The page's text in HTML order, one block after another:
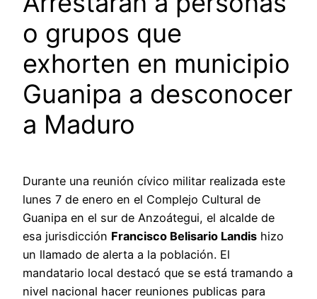
o grupos que
exhorten en municipio
Guanipa a desconocer
a Maduro
Durante una reunión cívico militar realizada este
lunes 7 de enero en el Complejo Cultural de
Guanipa en el sur de Anzoátegui, el alcalde de
esa jurisdicción Francisco Belisario Landis hizo
un llamado de alerta a la población. El
mandatario local destacó que se está tramando a
nivel nacional hacer reuniones publicas para